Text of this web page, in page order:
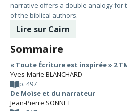
narrative offers a double analogy for
of the biblical authors.
Lire sur Cairn
Sommaire
« Toute Écriture est inspirée » 2
Yves-Marie BLANCHARD
p. 497
De Moïse et du narrateur
Jean-Pierre SONNET